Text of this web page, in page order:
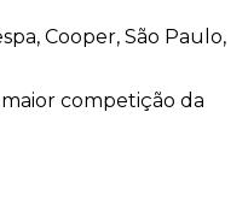
Cooper, São Paulo,
competição da